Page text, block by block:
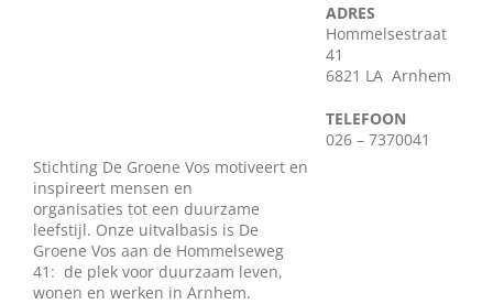
Diensten en produkten
Vacatures
Stichting De Groene Vos motiveert en
inspireert mensen en
organisaties tot een duurzame
leefstijl. Onze uitvalbasis is De
Groene Vos aan de Hommelseweg
41: de plek voor duurzaam leven,
wonen en werken in Arnhem.
ADRES
Hommelsestraat
41
6821 LA Arnhem
TELEFOON
026 – 7370041